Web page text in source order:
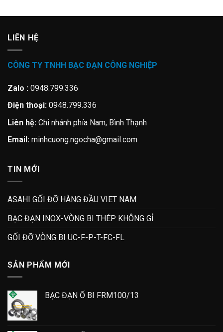
LIÊN HỆ
CÔNG TY TNHH BẠC ĐẠN CÔNG NGHIỆP
Zalo : 0948.799.336
Điện thoại: 0948.799.336
Liên hệ: Chi nhánh phía Nam, Bình Thạnh
Email: minhcuong.ngocha@gmail.com
TIN MỚI
ASAHI GỐI ĐỠ HÀNG ĐẦU VIET NAM
BẠC ĐẠN INOX-VÒNG BI THÉP KHÔNG GỈ
GỐI ĐỠ VÒNG BI UC-F-P-T-FC-FL
SẢN PHẨM MỚI
BẠC ĐẠN Ổ BI FRM100/13